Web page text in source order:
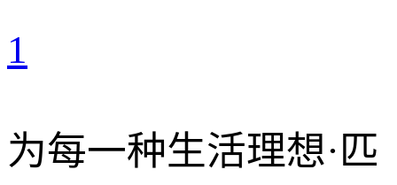
1
为每一种生活理想·匹